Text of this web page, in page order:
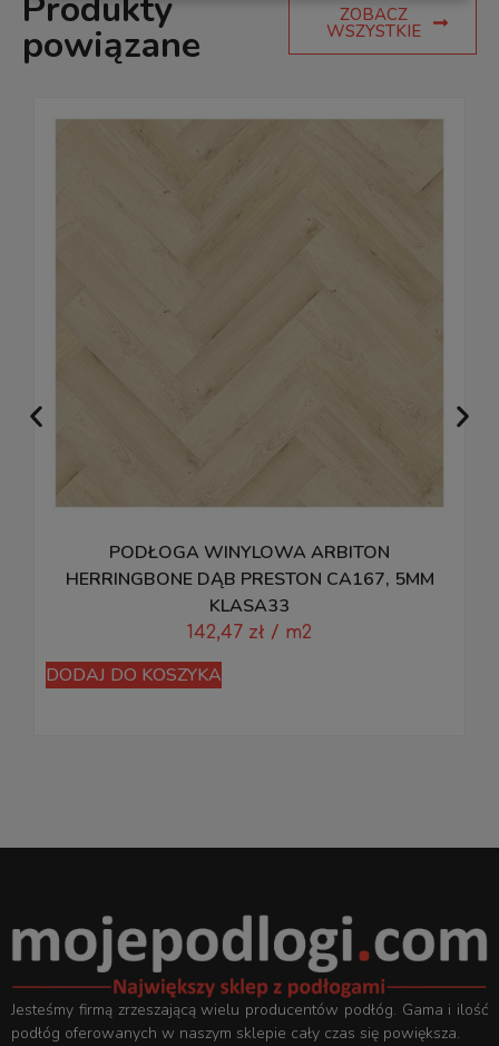
powiązane
ZOBACZ
WSZYSTKIE
PODŁOGA WINYLOWA ARBITON
HERRINGBONE DĄB PRESTON CA167, 5MM
KLASA33
142,47 zł / m2
DODAJ DO KOSZYKA
Jesteśmy firmą zrzeszającą wielu producentów podłóg. Gama i ilość
podłóg oferowanych w naszym sklepie cały czas się powiększa.